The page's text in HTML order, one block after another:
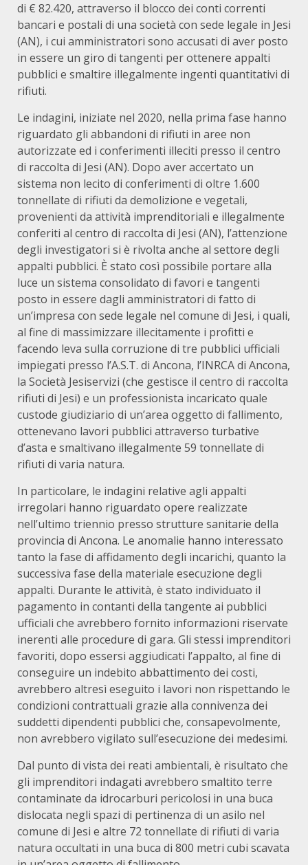
di € 82.420, attraverso il blocco dei conti correnti
bancari e postali di una società con sede legale in Jesi
(AN), i cui amministratori sono accusati di aver posto
in essere un giro di tangenti per ottenere appalti
pubblici e smaltire illegalmente ingenti quantitativi di
rifiuti.
Le indagini, iniziate nel 2020, nella prima fase hanno
riguardato gli abbandoni di rifiuti in aree non
autorizzate ed i conferimenti illeciti presso il centro
di raccolta di Jesi (AN). Dopo aver accertato un
sistema non lecito di conferimenti di oltre 1.600
tonnellate di rifiuti da demolizione e vegetali,
provenienti da attività imprenditoriali e illegalmente
conferiti al centro di raccolta di Jesi (AN), l’attenzione
degli investigatori si è rivolta anche al settore degli
appalti pubblici. È stato così possibile portare alla
luce un sistema consolidato di favori e tangenti
posto in essere dagli amministratori di fatto di
un’impresa con sede legale nel comune di Jesi, i quali,
al fine di massimizzare illecitamente i profitti e
facendo leva sulla corruzione di tre pubblici ufficiali
impiegati presso l’A.S.T. di Ancona, l’INRCA di Ancona,
la Società Jesiservizi (che gestisce il centro di raccolta
rifiuti di Jesi) e un professionista incaricato quale
custode giudiziario di un’area oggetto di fallimento,
ottenevano lavori pubblici attraverso turbative
d’asta e smaltivano illegalmente 59 tonnellate di
rifiuti di varia natura.
In particolare, le indagini relative agli appalti
irregolari hanno riguardato opere realizzate
nell’ultimo triennio presso strutture sanitarie della
provincia di Ancona. Le anomalie hanno interessato
tanto la fase di affidamento degli incarichi, quanto la
successiva fase della materiale esecuzione degli
appalti. Durante le attività, è stato individuato il
pagamento in contanti della tangente ai pubblici
ufficiali che avrebbero fornito informazioni riservate
inerenti alle procedure di gara. Gli stessi imprenditori
favoriti, dopo essersi aggiudicati l’appalto, al fine di
conseguire un indebito abbattimento dei costi,
avrebbero altresì eseguito i lavori non rispettando le
condizioni contrattuali grazie alla connivenza dei
suddetti dipendenti pubblici che, consapevolmente,
non avrebbero vigilato sull’esecuzione dei medesimi.
Dal punto di vista dei reati ambientali, è risultato che
gli imprenditori indagati avrebbero smaltito terre
contaminate da idrocarburi pericolosi in una buca
dislocata negli spazi di pertinenza di un asilo nel
comune di Jesi e altre 72 tonnellate di rifiuti di varia
natura occultati in una buca di 800 metri cubi scavata